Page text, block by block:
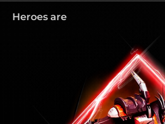
Heroes are